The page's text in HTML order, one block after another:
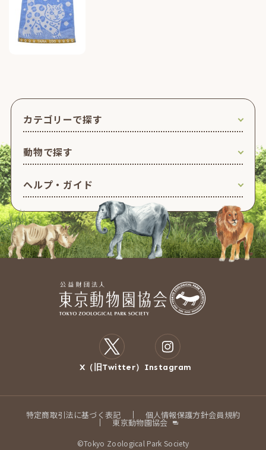
カテゴリーで探す
動物で探す
ヘルプ・ガイド
X（旧Twitter） Instagram
特定商取引法に基づく表記 個人情報保護方針会員規約
東京動物園協会
©Tokyo Zoological Park Society